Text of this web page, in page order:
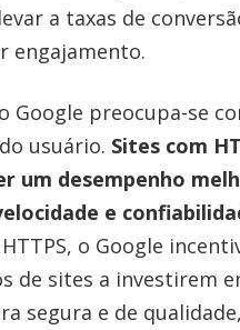
a taxas de
engajamento.
Google preocupa-se
usuário. Sites com
um desempenho
e
o Google
de sites a investirem
segura e de qualidade,